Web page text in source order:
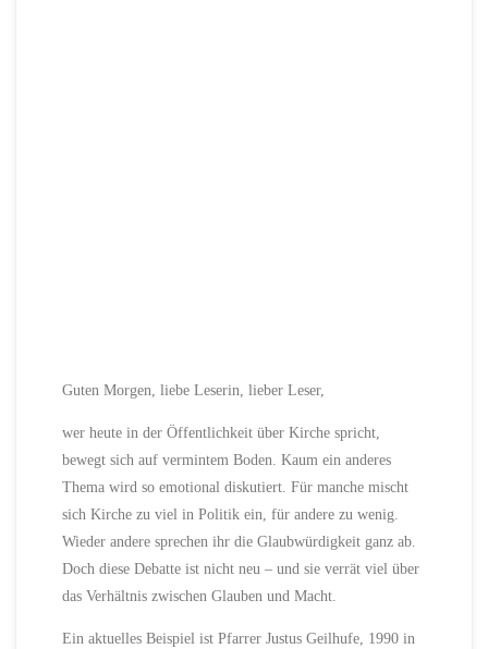
Guten Morgen, liebe Leserin, lieber Leser,
wer heute in der Öffentlichkeit über Kirche spricht,
bewegt sich auf vermintem Boden. Kaum ein anderes
Thema wird so emotional diskutiert. Für manche mischt
sich Kirche zu viel in Politik ein, für andere zu wenig.
Wieder andere sprechen ihr die Glaubwürdigkeit ganz ab.
Doch diese Debatte ist nicht neu – und sie verrät viel über
das Verhältnis zwischen Glauben und Macht.
Ein aktuelles Beispiel ist Pfarrer Justus Geilhufe, 1990 in